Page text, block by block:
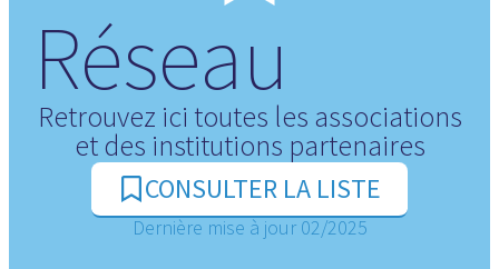
Réseau
Retrouvez ici toutes les associations
et des institutions partenaires
CONSULTER LA LISTE
Dernière mise à jour 02/2025